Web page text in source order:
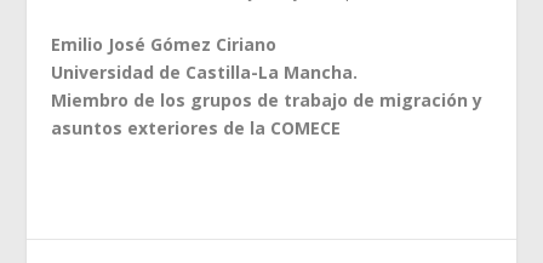
Emilio José Gómez Ciriano
Universidad de Castilla-La Mancha.
Miembro de los grupos de trabajo de migración y
asuntos exteriores de la COMECE